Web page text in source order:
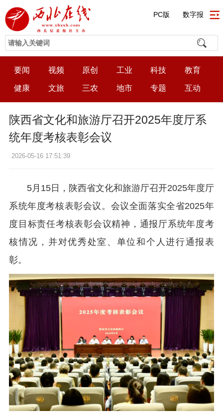
PC版 数字报
要闻 视频 原创 工业 科技 教育
健康 文旅 三农 地市 专题 互动
陕西省文化和旅游厅召开2025年度厅系
统年度考核表彰会议
2026-05-16 17:51:39
5月15日，陕西省文化和旅游厅召开2025年度厅
系统年度考核表彰会议。会议全面落实全省2025年
度目标责任考核表彰会议精神，通报厅系统年度考
核情况，并对优秀处室、单位和个人进行通报表
彰。